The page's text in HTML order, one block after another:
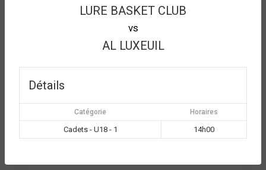
LURE BASKET CLUB
vs
AL LUXEUIL
Détails
Catégorie Horaires
Cadets - U18 - 1 14h00